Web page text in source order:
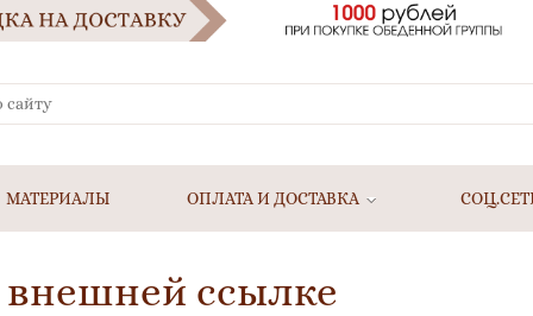
МАТЕРИАЛЫ ОПЛАТА И ДОСТАВКА
внешней ссылке